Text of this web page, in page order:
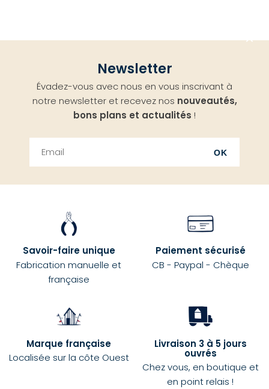
Newsletter
Évadez-vous avec nous en vous inscrivant à
notre newsletter et recevez nos nouveautés,
bons plans et actualités !
OK
Savoir-faire unique
Fabrication manuelle et
française
Paiement sécurisé
CB - Paypal - Chèque
Marque française
Localisée sur la côte Ouest
Livraison 3 à 5 jours
ouvrés
Chez vous, en boutique et
en point relais !